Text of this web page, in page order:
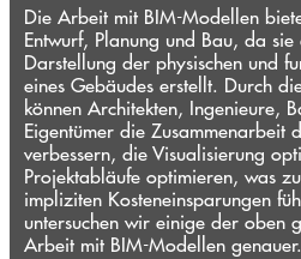
Die Arbeit mit BIM-Modellen
Entwurf, Planung und Bau, da
Darstellung der physischen und
eines Gebäudes erstellt. Durch
können Architekten, Ingenieure,
Eigentümer die Zusammenarbeit
verbessern, die Visualisierung
Projektabläufe optimieren, was
impliziten Kosteneinsparungen
untersuchen wir einige der oben
Arbeit mit BIM-Modellen genauer.